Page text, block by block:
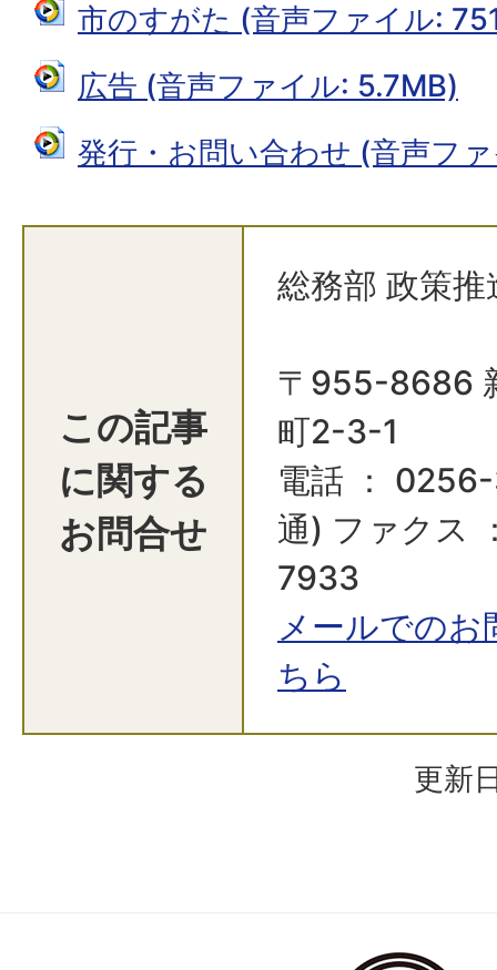
市のすがた (音声ファイル:
広告 (音声ファイル: 5.7MB)
発行・お問い合わせ (音声フ
この記事
に関する
お問合せ
総務部 政策
〒955-8686
町2-3-1
電話 ：
通) ファクス
7933
メールでの
ちら
更新